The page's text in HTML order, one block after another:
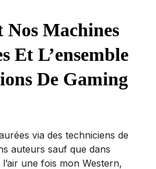
Nos Machines
Et L’ensemble
De Gaming
via des techniciens de
auteurs sauf que dans
une fois mon Western,